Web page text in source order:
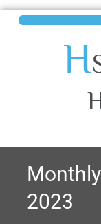
H
2023